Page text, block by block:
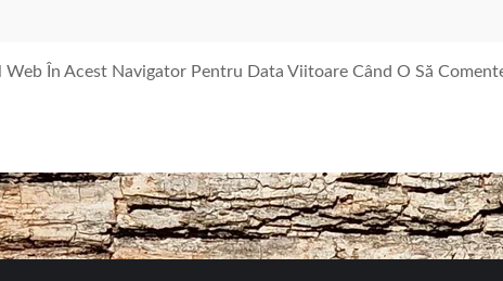
În Acest Navigator Pentru Data Viitoare Când O Să